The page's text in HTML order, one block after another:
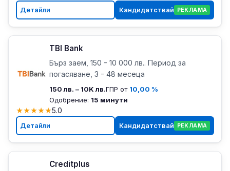
Детайли Кандидатствай РЕКЛАМА
TBI Bank
Бърз заем, 150 - 10 000 лв.. Период за
погасяване, 3 - 48 месеца
150 лв. – 10K лв.ГПР от 10,00 %
Одобрение: 15 минути
★★★★★5.0
Детайли Кандидатствай РЕКЛАМА
Creditplus